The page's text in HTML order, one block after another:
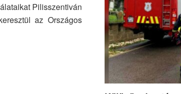
Pilisszentiván
az Országos